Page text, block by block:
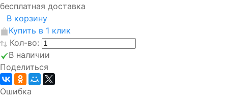
бесплатная доставка
В корзину
Купить в 1 клик
Кол-во:
В наличии
Поделиться
Ошибка